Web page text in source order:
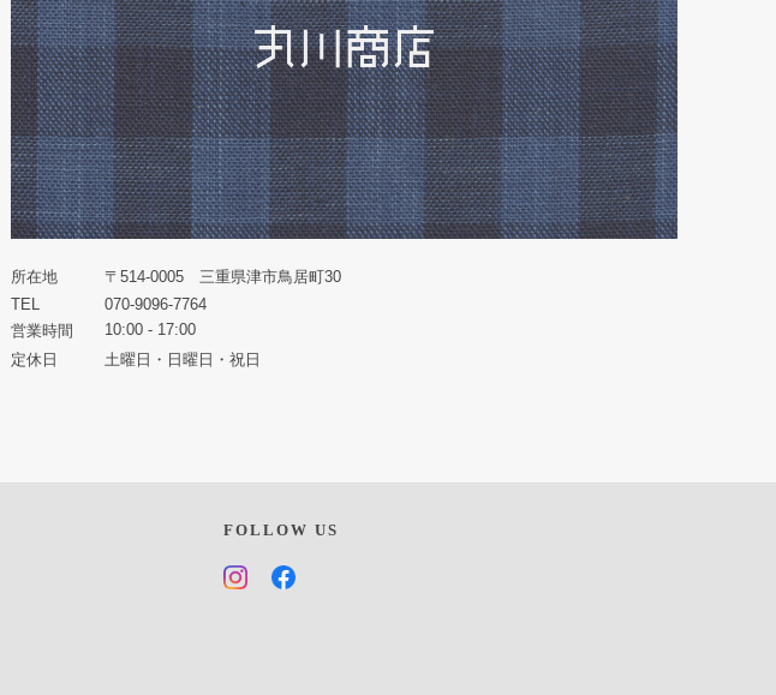
所在地
〒514-0005 三重県津市鳥居町30
TEL
070-9096-7764
営業時間
10:00 - 17:00
定休日
土曜日・日曜日・祝日
FOLLOW US